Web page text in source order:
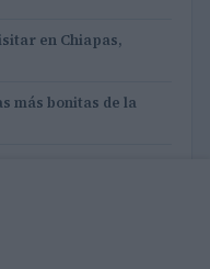
en Chiapas,
más bonitas de la